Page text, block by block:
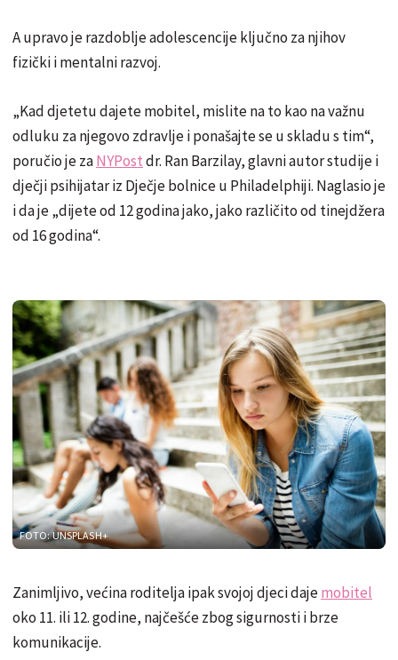
A upravo je razdoblje adolescencije ključno za njihov
fizički i mentalni razvoj.
„Kad djetetu dajete mobitel, mislite na to kao na važnu
odluku za njegovo zdravlje i ponašajte se u skladu s tim“,
poručio je zaNYPostdr. Ran Barzilay, glavni autor studije i
dječji psihijatar iz Dječje bolnice u Philadelphiji. Naglasio je
i da je „dijete od 12 godina jako, jako različito od tinejdžera
od 16 godina“.
FOTO: UNSPLASH+
Zanimljivo, većina roditelja ipak svojoj djeci dajemobitel
oko 11. ili 12. godine, najčešće zbog sigurnosti i brze
komunikacije.